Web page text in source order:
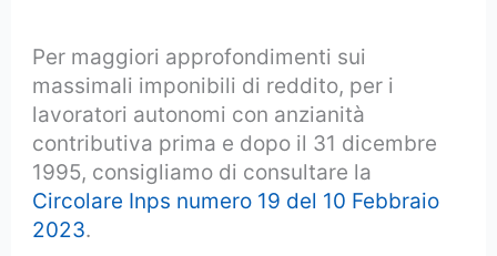
Per maggiori approfondimenti sui
massimali imponibili di reddito, per i
lavoratori autonomi con anzianità
contributiva prima e dopo il 31 dicembre
1995, consigliamo di consultare la
Circolare Inps numero 19 del 10 Febbraio
2023.